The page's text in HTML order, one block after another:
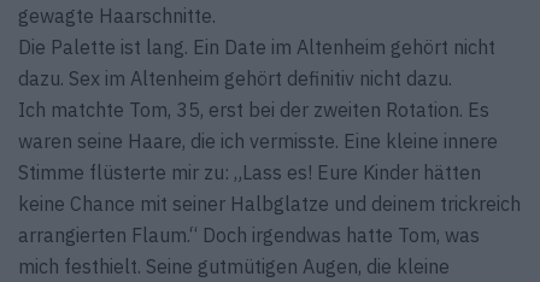
gewagte Haarschnitte.
Die Palette ist lang. Ein Date im Altenheim gehört nicht
dazu. Sex im Altenheim gehört definitiv nicht dazu.
Ich matchte Tom, 35, erst bei der zweiten Rotation. Es
waren seine Haare, die ich vermisste. Eine kleine innere
Stimme flüsterte mir zu: „Lass es! Eure Kinder hätten
keine Chance mit seiner Halbglatze und deinem trickreich
arrangierten Flaum.“ Doch irgendwas hatte Tom, was
mich festhielt. Seine gutmütigen Augen, die kleine